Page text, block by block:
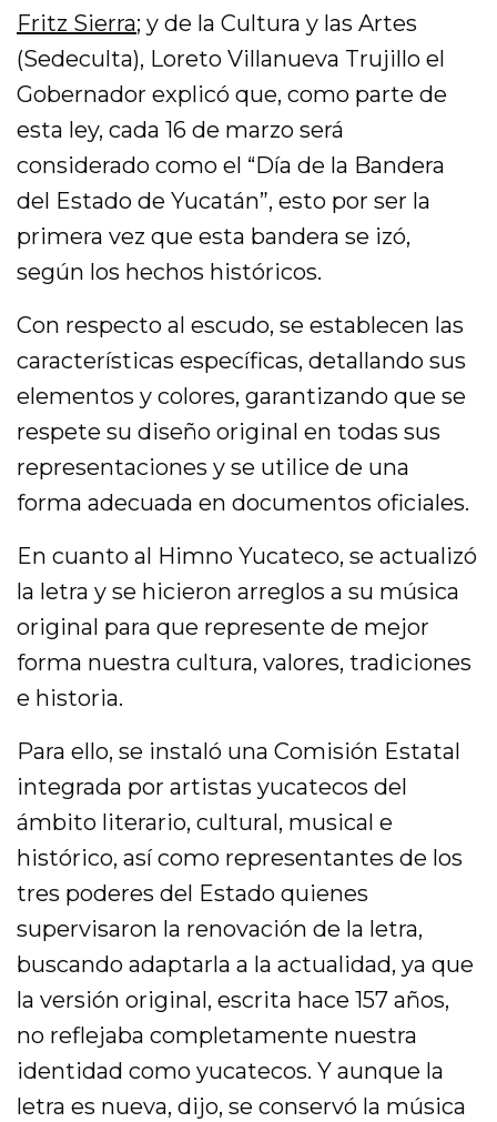
Fritz Sierra; y de la Cultura y las Artes
(Sedeculta), Loreto Villanueva Trujillo el
Gobernador explicó que, como parte de
esta ley, cada 16 de marzo será
considerado como el “Día de la Bandera
del Estado de Yucatán”, esto por ser la
primera vez que esta bandera se izó,
según los hechos históricos.
Con respecto al escudo, se establecen las
características específicas, detallando sus
elementos y colores, garantizando que se
respete su diseño original en todas sus
representaciones y se utilice de una
forma adecuada en documentos oficiales.
En cuanto al Himno Yucateco, se actualizó
la letra y se hicieron arreglos a su música
original para que represente de mejor
forma nuestra cultura, valores, tradiciones
e historia.
Para ello, se instaló una Comisión Estatal
integrada por artistas yucatecos del
ámbito literario, cultural, musical e
histórico, así como representantes de los
tres poderes del Estado quienes
supervisaron la renovación de la letra,
buscando adaptarla a la actualidad, ya que
la versión original, escrita hace 157 años,
no reflejaba completamente nuestra
identidad como yucatecos. Y aunque la
letra es nueva, dijo, se conservó la música